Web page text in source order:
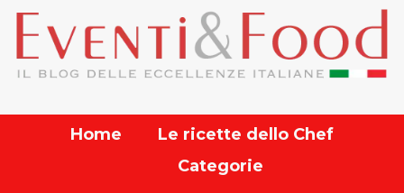
Home
Le ricette dello Chef
Categorie